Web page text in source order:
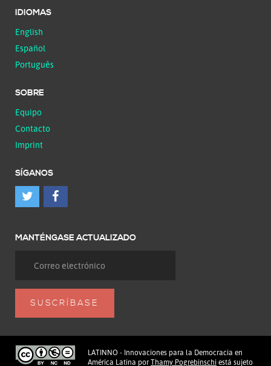
IDIOMAS
English
Español
Português
SOBRE
Equipo
Contacto
Imprint
SÍGANOS
MANTÉNGASE ACTUALIZADO
LATINNO - Innovaciones para la Democracia en
América Latina por Thamy Pogrebinschi está sujeto